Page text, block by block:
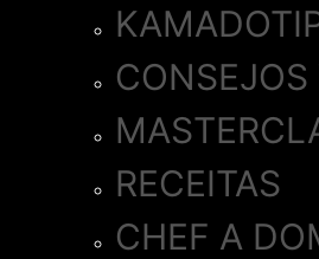
CONSEJOS
RECEITAS
CHEF A